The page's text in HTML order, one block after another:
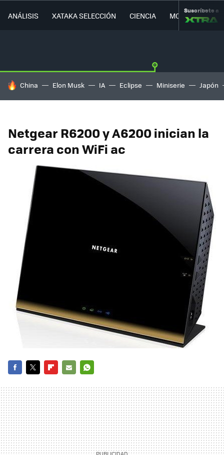
ANÁLISIS XATAKA SELECCIÓN CIENCIA MOVILIDAD
Suscríbete a
HOY SE HABLA DE
China Elon Musk IA Eclipse Miniserie Japón
Netgear R6200 y A6200 inician la
carrera con WiFi ac
MAIL